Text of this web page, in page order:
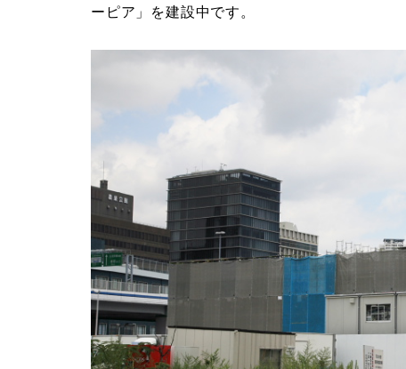
ーピア」を建設中です。